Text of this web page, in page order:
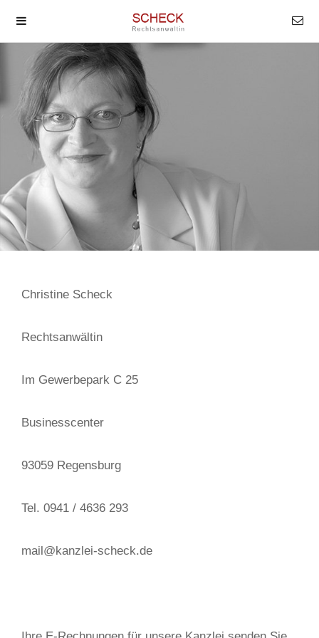
Christine Scheck
Rechtsanwältin
Im Gewerbepark C 25
Businesscenter
93059 Regensburg
Tel. 0941 / 4636 293
mail@kanzlei-scheck.de